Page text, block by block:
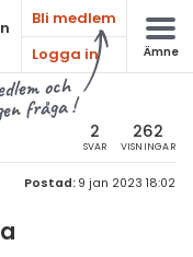
Bli medlem
Logga in
Ämne
och
fråga !
2
SVAR
262
VISNINGAR
Postad: 9 jan 2023 18:02
ämnen
& Bygg
Alla trådar